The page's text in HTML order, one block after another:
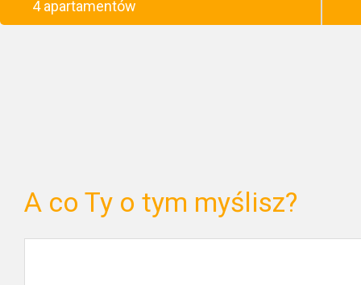
4 apartamentów
A co Ty o tym myślisz?